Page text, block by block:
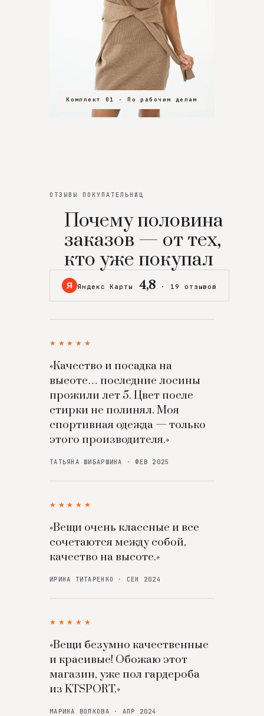
Комплект 01 · По рабочим делам
Комплект 02 · В зал
Комплект 03 · На особенный вечер
ОТЗЫВЫ ПОКУПАТЕЛЬНИЦ
Почему половина
заказов — от тех,
кто уже покупал
Я Яндекс Карты 4,8 · 19 отзывов
★★★★★
«Качество и посадка на
высоте… последние лосины
прожили лет 5. Цвет после
стирки не полинял. Моя
спортивная одежда — только
этого производителя.»
ТАТЬЯНА ШИБАРШИНА · ФЕВ 2025
★★★★★
«Вещи очень классные и все
сочетаются между собой,
качество на высоте.»
ИРИНА ТИТАРЕНКО · СЕН 2024
★★★★★
«Вещи безумно качественные
и красивые! Обожаю этот
магазин, уже пол гардероба
из KTSPORT.»
МАРИНА ВОЛКОВА · АПР 2024